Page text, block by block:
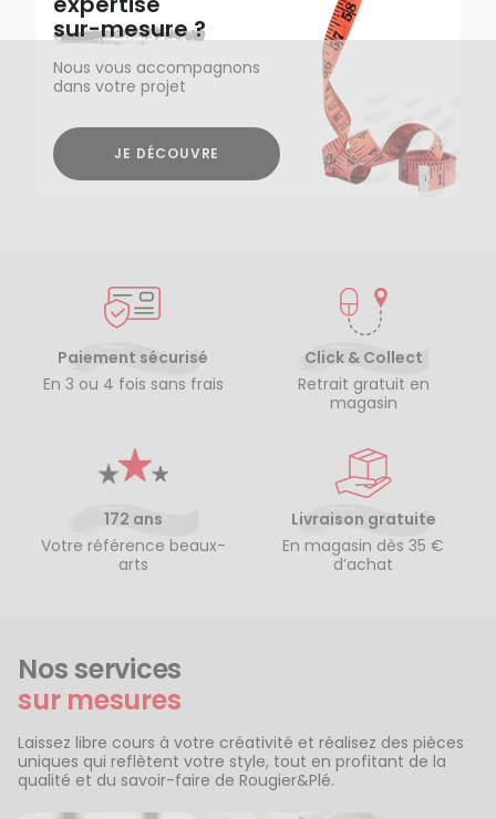
sur-mesure ?
Nous vous accompagnons
dans votre projet
JE DÉCOUVRE
Paiement sécurisé
En 3 ou 4 fois sans frais
Click & Collect
Retrait gratuit en
magasin
172 ans
Votre référence beaux-
arts
Livraison gratuite
En magasin dès 35 €
d’achat
Nos services
sur mesures
Laissez libre cours à votre créativité et réalisez des pièces
uniques qui reflètent votre style, tout en profitant de la
qualité et du savoir-faire de Rougier&Plé.